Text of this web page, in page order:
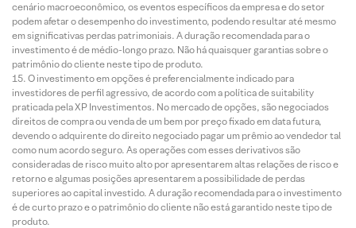
cenário macroeconômico, os eventos específicos da empresa e do setor
podem afetar o desempenho do investimento, podendo resultar até mesmo
em significativas perdas patrimoniais. A duração recomendada para o
investimento é de médio-longo prazo. Não há quaisquer garantias sobre o
patrimônio do cliente neste tipo de produto.
O investimento em opções é preferencialmente indicado para
investidores de perfil agressivo, de acordo com a política de suitability
praticada pela XP Investimentos. No mercado de opções, são negociados
direitos de compra ou venda de um bem por preço fixado em data futura,
devendo o adquirente do direito negociado pagar um prêmio ao vendedor tal
como num acordo seguro. As operações com esses derivativos são
consideradas de risco muito alto por apresentarem altas relações de risco e
retorno e algumas posições apresentarem a possibilidade de perdas
superiores ao capital investido. A duração recomendada para o investimento
é de curto prazo e o patrimônio do cliente não está garantido neste tipo de
produto.